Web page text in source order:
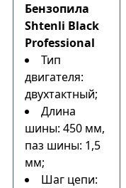
Бензопила
Shtenli Black
Professional
Тип
двигателя:
двухтактный;
Длина
шины: 450 мм,
паз шины: 1,5
мм;
Шаг цепи: